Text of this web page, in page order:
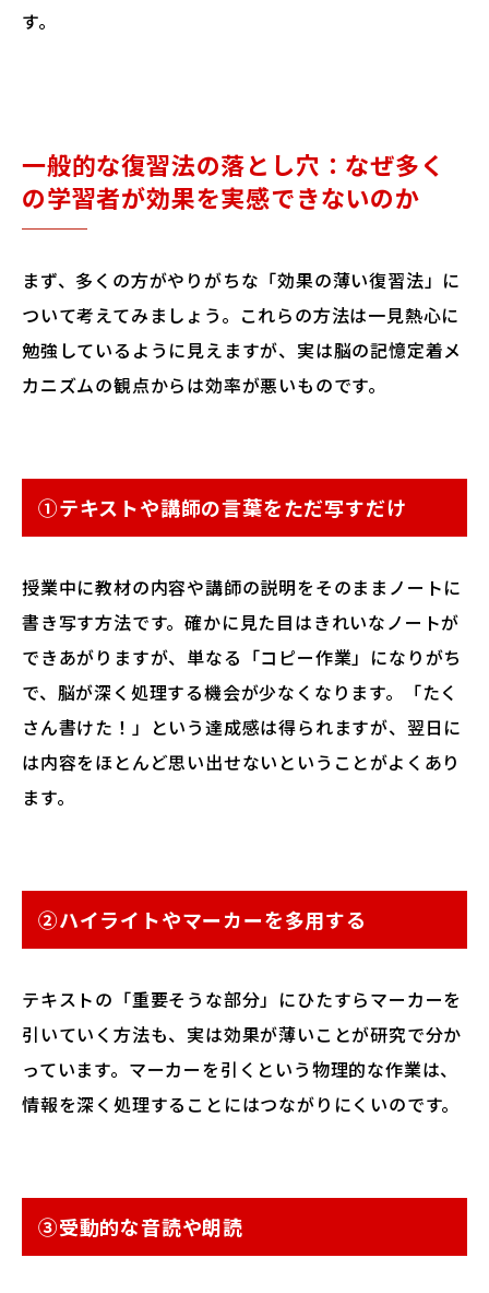
す。
一般的な復習法の落とし穴：なぜ多く
の学習者が効果を実感できないのか
まず、多くの方がやりがちな「効果の薄い復習法」に
ついて考えてみましょう。これらの方法は一見熱心に
勉強しているように見えますが、実は脳の記憶定着メ
カニズムの観点からは効率が悪いものです。
①テキストや講師の言葉をただ写すだけ
授業中に教材の内容や講師の説明をそのままノートに
書き写す方法です。確かに見た目はきれいなノートが
できあがりますが、単なる「コピー作業」になりがち
で、脳が深く処理する機会が少なくなります。「たく
さん書けた！」という達成感は得られますが、翌日に
は内容をほとんど思い出せないということがよくあり
ます。
②ハイライトやマーカーを多用する
テキストの「重要そうな部分」にひたすらマーカーを
引いていく方法も、実は効果が薄いことが研究で分か
っています。マーカーを引くという物理的な作業は、
情報を深く処理することにはつながりにくいのです。
③受動的な音読や朗読